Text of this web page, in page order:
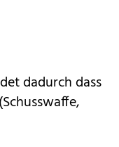
dadurch dass